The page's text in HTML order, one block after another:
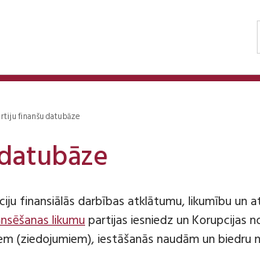
finanšu datubāze
finansiālās darbības atklātumu, likumību un
likumupartijas iesniedz un Korupcijas
(ziedojumiem), iestāšanās naudām un